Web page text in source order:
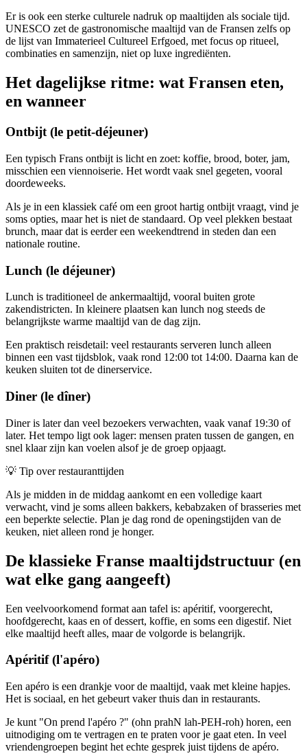
Er is ook een sterke culturele nadruk op maaltijden als sociale tijd.
UNESCO zet de gastronomische maaltijd van de Fransen zelfs op
de lijst van Immaterieel Cultureel Erfgoed, met focus op ritueel,
combinaties en samenzijn, niet op luxe ingrediënten.
Het dagelijkse ritme: wat Fransen eten,
en wanneer
Ontbijt (le petit-déjeuner)
Een typisch Frans ontbijt is licht en zoet: koffie, brood, boter, jam,
misschien een viennoiserie. Het wordt vaak snel gegeten, vooral
doordeweeks.
Als je in een klassiek café om een groot hartig ontbijt vraagt, vind je
soms opties, maar het is niet de standaard. Op veel plekken bestaat
brunch, maar dat is eerder een weekendtrend in steden dan een
nationale routine.
Lunch (le déjeuner)
Lunch is traditioneel de ankermaaltijd, vooral buiten grote
zakendistricten. In kleinere plaatsen kan lunch nog steeds de
belangrijkste warme maaltijd van de dag zijn.
Een praktisch reisdetail: veel restaurants serveren lunch alleen
binnen een vast tijdsblok, vaak rond 12:00 tot 14:00. Daarna kan de
keuken sluiten tot de dinerservice.
Diner (le dîner)
Diner is later dan veel bezoekers verwachten, vaak vanaf 19:30 of
later. Het tempo ligt ook lager: mensen praten tussen de gangen, en
snel klaar zijn kan voelen alsof je de groep opjaagt.
💡 Tip over restauranttijden
Als je midden in de middag aankomt en een volledige kaart
verwacht, vind je soms alleen bakkers, kebabzaken of brasseries met
een beperkte selectie. Plan je dag rond de openingstijden van de
keuken, niet alleen rond je honger.
De klassieke Franse maaltijdstructuur (en
wat elke gang aangeeft)
Een veelvoorkomend format aan tafel is: apéritif, voorgerecht,
hoofdgerecht, kaas en of dessert, koffie, en soms een digestif. Niet
elke maaltijd heeft alles, maar de volgorde is belangrijk.
Apéritif (l'apéro)
Een apéro is een drankje voor de maaltijd, vaak met kleine hapjes.
Het is sociaal, en het gebeurt vaker thuis dan in restaurants.
Je kunt "On prend l'apéro ?" (ohn prahN lah-PEH-roh) horen, een
uitnodiging om te vertragen en te praten voor je gaat eten. In veel
vriendengroepen begint het echte gesprek juist tijdens de apéro.